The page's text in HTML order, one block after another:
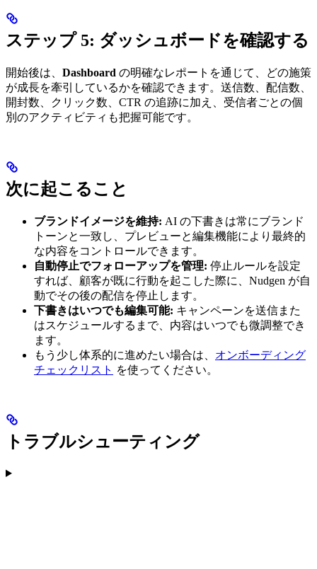
ステップ 5: ダッシュボードを確認する
開始後は、 Dashboard の明確なレポートを通じて、どの施策
が成長を牽引しているかを確認できます。送信数、配信数、
開封数、クリック数、CTR の追跡に加え、受信者ごとの個
別のアクティビティも把握可能です。
次に起こること
ブランドイメージを維持: AI の下書きは常にブランド
トーンと一致し、プレビューと編集機能により最終的
な内容をコントロールできます。
自動停止でフォローアップを管理: 停止ルールを設定
すれば、顧客が既に行動を起こした際に、Nudgen が自
動でその後の配信を停止します。
下書きはいつでも編集可能: キャンペーンを送信また
はスケジュールするまで、内容はいつでも微調整でき
ます。
もう少し体系的に進めたい場合は、 オンボーディング
チェックリスト を使ってください。
トラブルシューティング